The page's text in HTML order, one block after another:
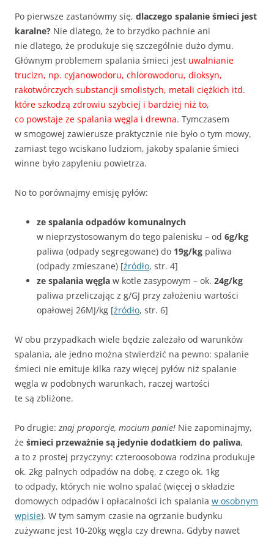
Po pierwsze zastanówmy się, dlaczego spalanie śmieci jest
karalne? Nie dlatego, że to brzydko pachnie ani
nie dlatego, że produkuje się szczególnie dużo dymu.
Głównym problemem spalania śmieci jest uwalnianie
trucizn, np. cyjanowodoru, chlorowodoru, dioksyn,
rakotwórczych substancji smolistych, metali ciężkich itd.
które szkodzą zdrowiu szybciej i bardziej niż to,
co powstaje ze spalania węgla i drewna. Tymczasem
w smogowej zawierusze praktycznie nie było o tym mowy,
zamiast tego wciskano ludziom, jakoby spalanie śmieci
winne było zapyleniu powietrza.
No to porównajmy emisję pyłów:
ze spalania odpadów komunalnych
w nieprzystosowanym do tego palenisku – od 6g/kg
paliwa (odpady segregowane) do 19g/kg paliwa
(odpady zmieszane) [źródło, str. 4]
ze spalania węgla w kotle zasypowym – ok. 24g/kg
paliwa przeliczając z g/GJ przy założeniu wartości
opałowej 26MJ/kg [źródło, str. 6]
W obu przypadkach wiele będzie zależało od warunków
spalania, ale jedno można stwierdzić na pewno: spalanie
śmieci nie emituje kilka razy więcej pyłów niż spalanie
węgla w podobnych warunkach, raczej wartości
te są zbliżone.
Po drugie: znaj proporcje, mocium panie! Nie zapominajmy,
że śmieci przeważnie są jedynie dodatkiem do paliwa,
a to z prostej przyczyny: czteroosobowa rodzina produkuje
ok. 2kg palnych odpadów na dobę, z czego ok. 1kg
to odpady, których nie wolno spalać (więcej o składzie
domowych odpadów i opłacalności ich spalania w osobnym
wpisie). W tym samym czasie na ogrzanie budynku
zużywane jest 10-20kg węgla czy drewna. Gdyby nawet